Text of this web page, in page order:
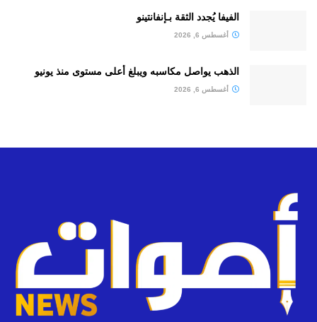
الفيفا يُجدد الثقة بـإنفانتينو
أغسطس 6, 2026
الذهب يواصل مكاسبه ويبلغ أعلى مستوى منذ يونيو
أغسطس 6, 2026